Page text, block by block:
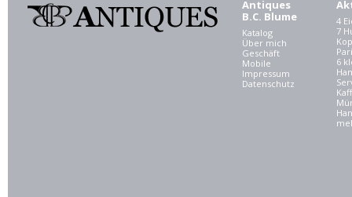
Antiques
B.C. Blume
Katalog
Über mich
Geschäft
Mobile
Impressum
Datenschutz
4
7
6